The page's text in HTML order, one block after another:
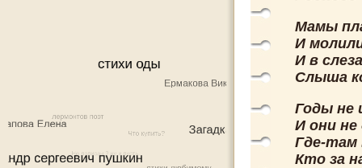
Мамы
И
И в
Слыша
Годы не
И они не
Где-там
Кто за